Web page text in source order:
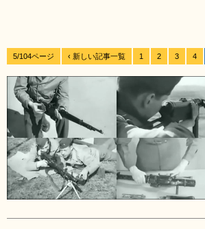
5/104ページ ‹ 新しい記事一覧 1 2 3 4